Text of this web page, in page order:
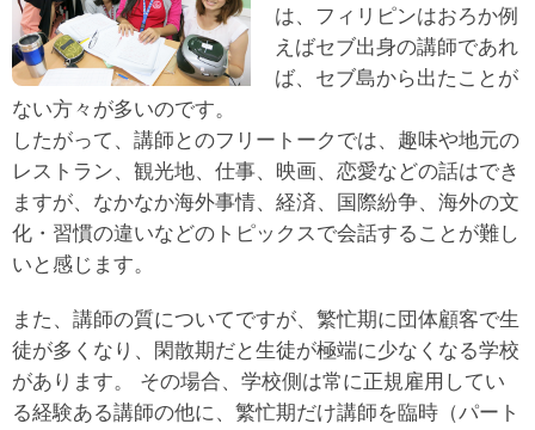
は、フィリピンはおろか例
えばセブ出身の講師であれ
ば、セブ島から出たことが
ない方々が多いのです。
したがって、講師とのフリートークでは、趣味や地元の
レストラン、観光地、仕事、映画、恋愛などの話はでき
ますが、なかなか海外事情、経済、国際紛争、海外の文
化・習慣の違いなどのトピックスで会話することが難し
いと感じます。
また、講師の質についてですが、繁忙期に団体顧客で生
徒が多くなり、閑散期だと生徒が極端に少なくなる学校
があります。 その場合、学校側は常に正規雇用してい
る経験ある講師の他に、繁忙期だけ講師を臨時（パート